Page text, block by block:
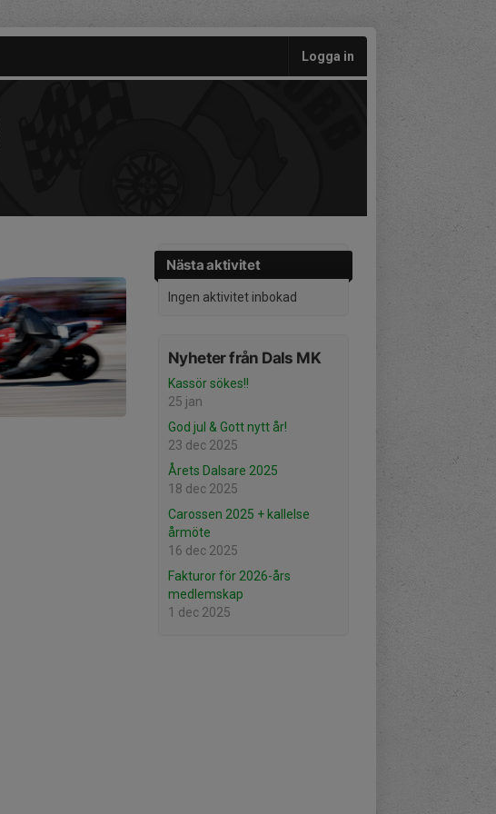
Logga in
Nästa aktivitet
Ingen aktivitet inbokad
Nyheter från Dals MK
Kassör sökes!!
25 jan
God jul & Gott nytt år!
23 dec 2025
Årets Dalsare 2025
18 dec 2025
Carossen 2025 + kallelse
årmöte
16 dec 2025
Fakturor för 2026-års
medlemskap
1 dec 2025